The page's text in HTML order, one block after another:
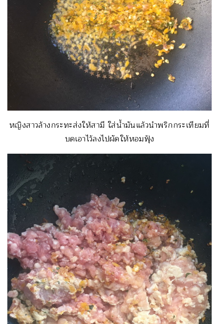
หญิงสาวล้างกระทะส่งให้สามี ใส่น้ำมันแล้วนำพริกกระเทียมที่
บดเอาไว้ลงไปผัดให้หอมฟุ้ง